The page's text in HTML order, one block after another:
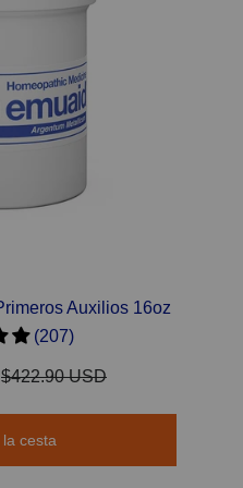
Auxilios 16oz
(207)
$422.90 USD
cesta